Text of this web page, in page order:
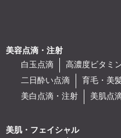
美容点滴・注射
白玉点滴
高濃度ビタミ
二日酔い点滴
育毛・美
美白点滴・注射
美肌点
美肌・フェイシャル